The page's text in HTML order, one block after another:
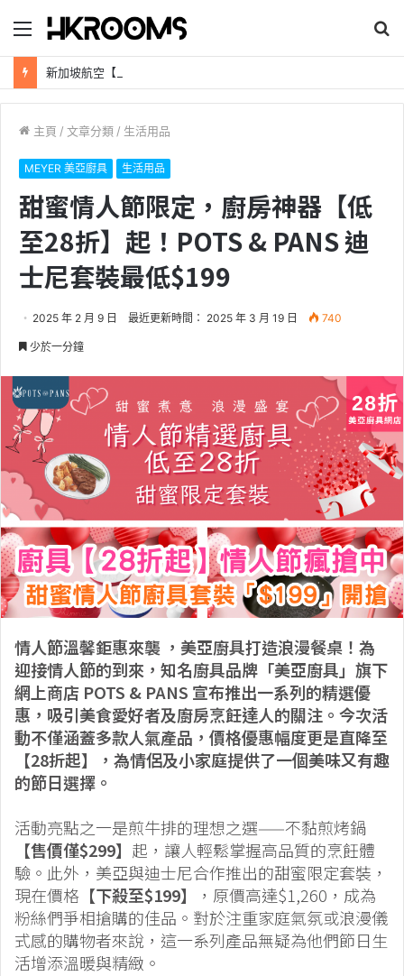
目
錄
尋
主頁 / 文章分類 / 生活用品
MEYER 美亞廚具 生活用品
甜蜜情人節限定，廚房神器【低
至28折】起！POTS & PANS 迪
士尼套裝最低$199
2025 年 2 月 9 日 最近更新時間： 2025 年 3 月 19 日 740
少於一分鐘
情人節溫馨鉅惠來襲 ，美亞廚具打造浪漫餐桌！為
迎接情人節的到來，知名廚具品牌「美亞廚具」旗下
網上商店 POTS & PANS 宣布推出一系列的精選優
惠，吸引美食愛好者及廚房烹飪達人的關注。今次活
動不僅涵蓋多款人氣產品，價格優惠幅度更是直降至
【28折起】，為情侶及小家庭提供了一個美味又有趣
的節日選擇。
活動亮點之一是煎牛排的理想之選——不黏煎烤鍋
【售價僅$299】 起，讓人輕鬆掌握高品質的烹飪體
驗。此外，美亞與迪士尼合作推出的甜蜜限定套裝，
現在價格 【下殺至$199】
，原價高達$1,260，成為
粉絲們爭相搶購的佳品。對於注重家庭氣氛或浪漫儀
式感的購物者來說，這一系列產品無疑為他們節日生
活增添溫暖與精緻。